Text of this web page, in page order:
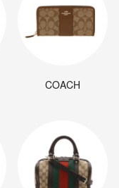
COACH